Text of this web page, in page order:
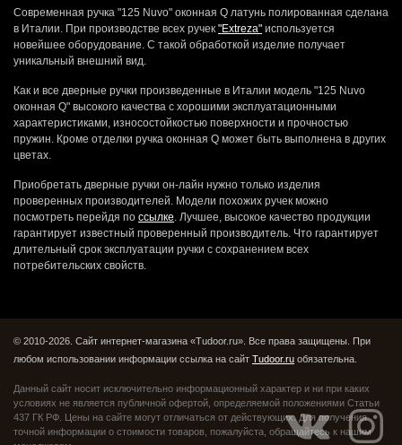
Современная ручка "125 Nuvo" оконная Q латунь полированная сделана
в Италии. При производстве всех ручек "Extreza" используется
новейшее оборудование. С такой обработкой изделие получает
уникальный внешний вид.
Как и все дверные ручки произведенные в Италии модель "125 Nuvo
оконная Q" высокого качества с хорошими эксплуатационными
характеристиками, износостойкостью поверхности и прочностью
пружин. Кроме отделки ручка оконная Q может быть выполнена в других
цветах.
Приобретать дверные ручки он-лайн нужно только изделия
проверенных производителей. Модели похожих ручек можно
посмотреть перейдя по ссылке. Лучшее, высокое качество продукции
гарантирует известный проверенный производитель. Что гарантирует
длительный срок эксплуатации ручки с сохранением всех
потребительских свойств.
© 2010-2026. Сайт интернет-магазина «Tudoor.ru». Все права защищены. При
любом использовании информации ссылка на сайт Tudoor.ru обязательна.
Данный сайт носит исключительно информационный характер и ни при каких
условиях не является публичной офертой, определяемой положениями Статьи
437 ГК РФ. Цены на сайте могут отличаться от действующих. Для получения
точной информации о стоимости товаров, пожалуйста, обращайтесь к нашим